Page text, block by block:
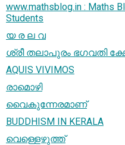
www.mathsblog.in : Maths
Students
യ ര ല വ
ശ്രീ തലാപുരം ഭഗവതി
AQUIS VIVIMOS
രാമൊഴി
വൈകുന്നേരമാണ്‌
BUDDHISM IN KERALA
വെള്ളെഴുത്ത്